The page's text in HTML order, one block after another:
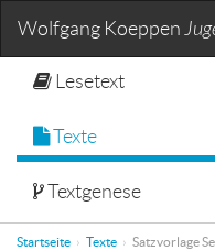
Wolfgang Koeppen
Lesetext
Texte
Textgenese
Startseite Texte Satzvorlage